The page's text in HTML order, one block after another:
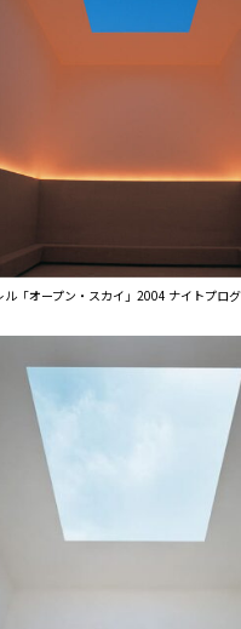
ル「オープン・スカイ」2004 ナイトプ